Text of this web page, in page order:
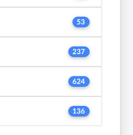
53
237
624
136